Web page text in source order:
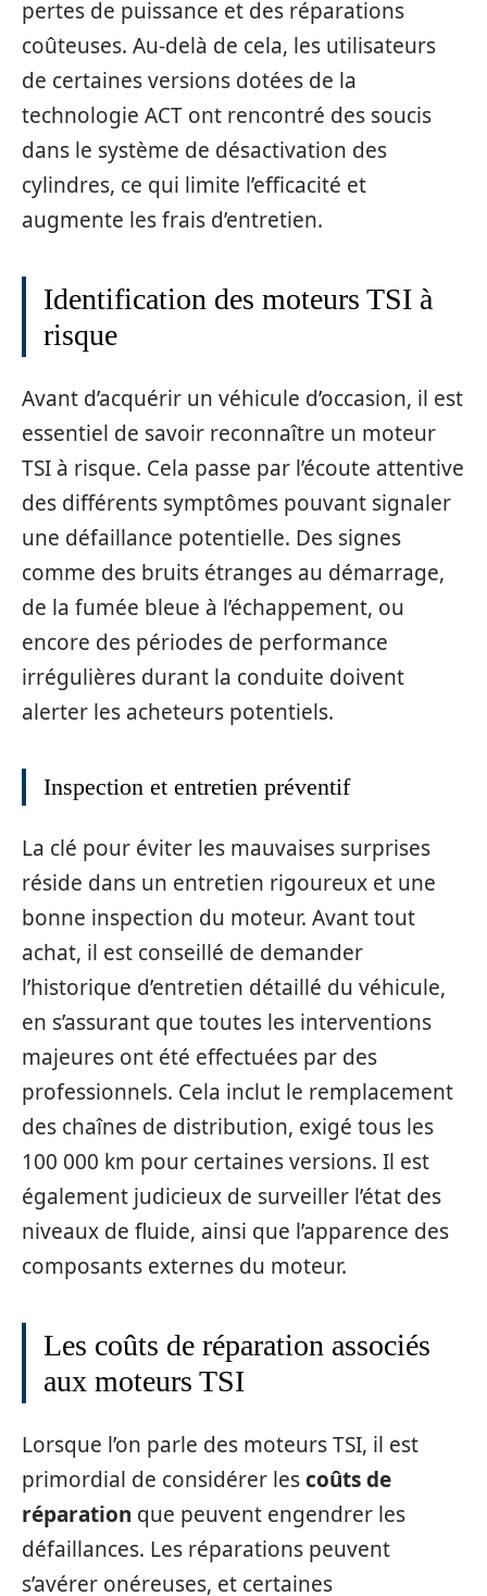
pertes de puissance et des réparations
coûteuses. Au-delà de cela, les utilisateurs
de certaines versions dotées de la
technologie ACT ont rencontré des soucis
dans le système de désactivation des
cylindres, ce qui limite l’efficacité et
augmente les frais d’entretien.
Identification des moteurs TSI à
risque
Avant d’acquérir un véhicule d’occasion, il est
essentiel de savoir reconnaître un moteur
TSI à risque. Cela passe par l’écoute attentive
des différents symptômes pouvant signaler
une défaillance potentielle. Des signes
comme des bruits étranges au démarrage,
de la fumée bleue à l’échappement, ou
encore des périodes de performance
irrégulières durant la conduite doivent
alerter les acheteurs potentiels.
Inspection et entretien préventif
La clé pour éviter les mauvaises surprises
réside dans un entretien rigoureux et une
bonne inspection du moteur. Avant tout
achat, il est conseillé de demander
l’historique d’entretien détaillé du véhicule,
en s’assurant que toutes les interventions
majeures ont été effectuées par des
professionnels. Cela inclut le remplacement
des chaînes de distribution, exigé tous les
100 000 km pour certaines versions. Il est
également judicieux de surveiller l’état des
niveaux de fluide, ainsi que l’apparence des
composants externes du moteur.
Les coûts de réparation associés
aux moteurs TSI
Lorsque l’on parle des moteurs TSI, il est
primordial de considérer lescoûts de
réparation que peuvent engendrer les
défaillances. Les réparations peuvent
s’avérer onéreuses, et certaines